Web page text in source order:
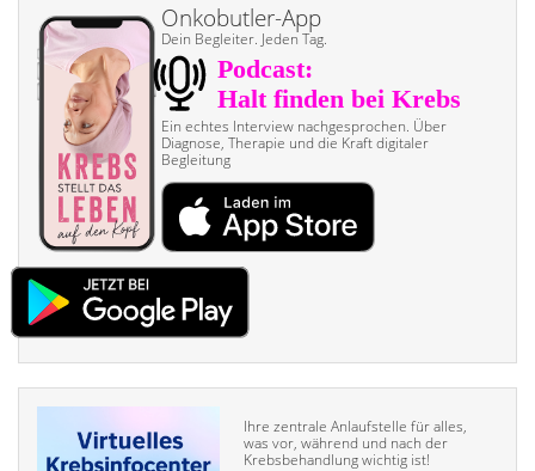
Onkobutler-App
Dein Begleiter. Jeden Tag.
Ein echtes Interview nach­gesprochen. Über
Diagnose, Therapie und die Kraft digitaler
Begleitung
Ihre zentrale Anlaufstelle für alles,
was vor, während und nach der
Krebsbehandlung wichtig ist!